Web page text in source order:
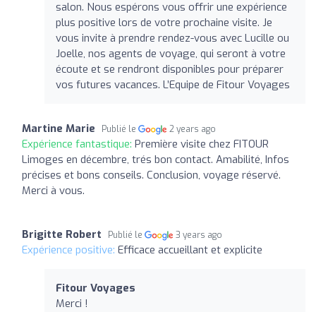
salon. Nous espérons vous offrir une expérience
plus positive lors de votre prochaine visite. Je
vous invite à prendre rendez-vous avec Lucille ou
Joelle, nos agents de voyage, qui seront à votre
écoute et se rendront disponibles pour préparer
vos futures vacances. L’Equipe de Fitour Voyages
Martine Marie Publié le 2 years ago
Expérience fantastique: Première visite chez FITOUR
Limoges en décembre, trés bon contact. Amabilité, Infos
précises et bons conseils. Conclusion, voyage réservé.
Merci à vous.
Brigitte Robert Publié le 3 years ago
Expérience positive: Efficace accueillant et explicite
Fitour Voyages
Merci !